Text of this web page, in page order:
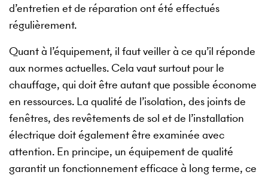
d’entretien et de réparation ont été effectués
régulièrement.
Quant à l’équipement, il faut veiller à ce qu’il réponde
aux normes actuelles. Cela vaut surtout pour le
chauffage, qui doit être autant que possible économe
en ressources. La qualité de l’isolation, des joints de
fenêtres, des revêtements de sol et de l’installation
électrique doit également être examinée avec
attention. En principe, un équipement de qualité
garantit un fonctionnement efficace à long terme, ce